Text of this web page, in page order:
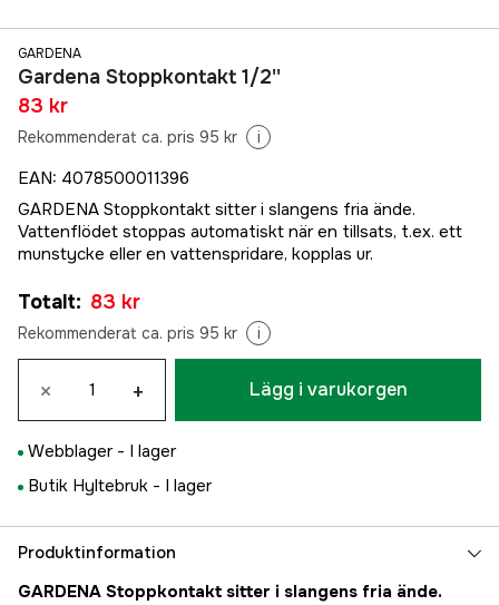
GARDENA
Gardena Stoppkontakt 1/2''
83 kr
Rekommenderat ca. pris 95 kr i
EAN: 4078500011396
GARDENA Stoppkontakt sitter i slangens fria ände.
Vattenflödet stoppas automatiskt när en tillsats, t.ex. ett
munstycke eller en vattenspridare, kopplas ur.
Totalt: 83 kr
Rekommenderat ca. pris 95 kr i
× + Lägg i varukorgen
Webblager - I lager
Butik Hyltebruk - I lager
Produktinformation
GARDENA Stoppkontakt sitter i slangens fria ände.